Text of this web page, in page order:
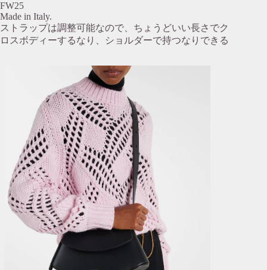
FW25
Made in Italy.
ストラップは調整可能なので、ちょうどいい長さでク
ロスボディーするなり、ショルダーで持つなりできる